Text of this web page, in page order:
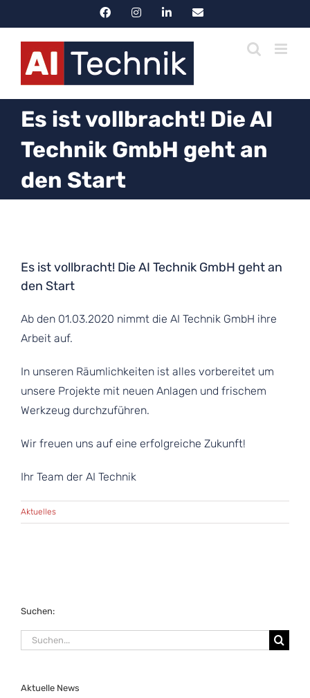
Inhalt
FacebookInstagramLinkedInE-
Es ist vollbracht! Die AI
Technik GmbH geht an
den Start
grösseres
Bild
Es ist vollbracht! Die AI Technik GmbH geht an
den Start
Ab den 01.03.2020 nimmt die AI Technik GmbH ihre
Arbeit auf.
In unseren Räumlichkeiten ist alles vorbereitet um
unsere Projekte mit neuen Anlagen und frischem
Werkzeug durchzuführen.
Wir freuen uns auf eine erfolgreiche Zukunft!
Ihr Team der AI Technik
Aktuelles
Suchen:
Suche
Aktuelle News